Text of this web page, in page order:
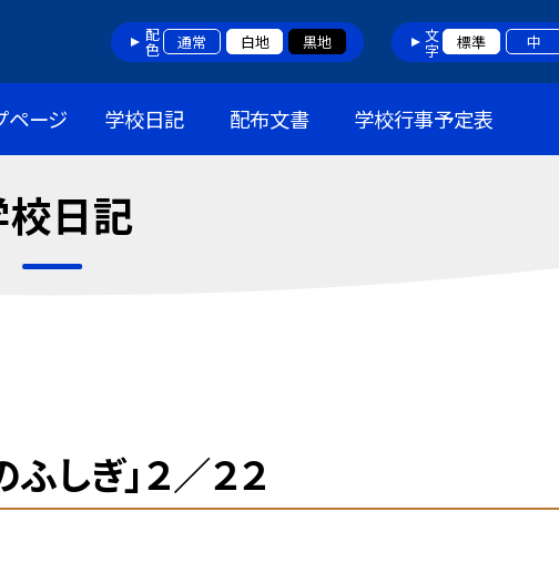
配色 通常 白地 黒地 文字 標準 中
ページ 学校日記 配布文書 学校行事予定表
日記
しぎ」２／２２